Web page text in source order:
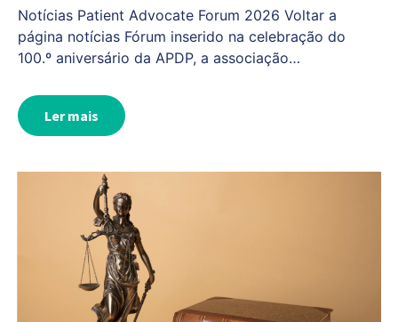
Notícias Patient Advocate Forum 2026 Voltar a
página notícias Fórum inserido na celebração do
100.º aniversário da APDP, a associação…
Ler mais